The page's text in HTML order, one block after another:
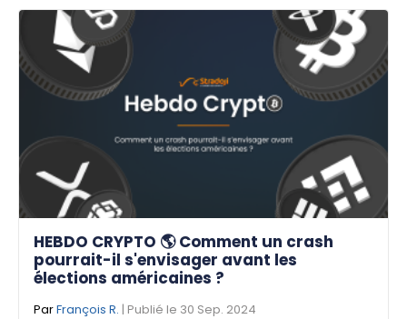
HEBDO CRYPTO 🌎 Comment un crash
pourrait-il s'envisager avant les
élections américaines ?
ParFrançois R. | Publié le 30 Sep. 2024